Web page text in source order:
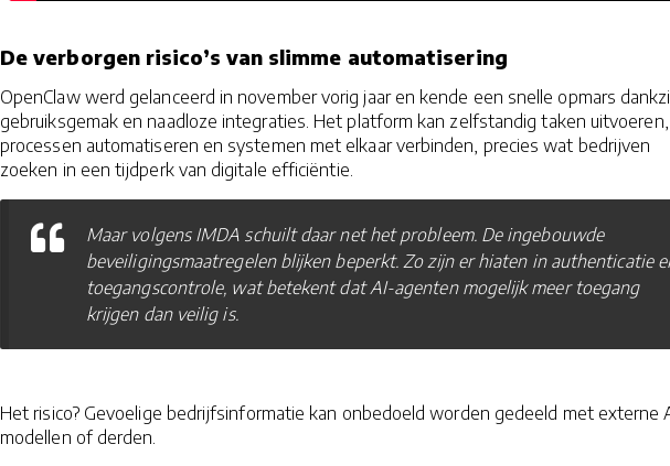
De verborgen risico’s van slimme automatisering
OpenClaw werd gelanceerd in november vorig jaar en kende een snelle opmars
gebruiksgemak en naadloze integraties. Het platform kan zelfstandig taken uitvoeren,
processen automatiseren en systemen met elkaar verbinden, precies wat bedrijven
zoeken in een tijdperk van digitale efficiëntie.
Maar volgens IMDA schuilt daar net het probleem. De ingebouwde
beveiligingsmaatregelen blijken beperkt. Zo zijn er hiaten in authenticatie
toegangscontrole, wat betekent dat AI-agenten mogelijk meer toegang
krijgen dan veilig is.
Het risico? Gevoelige bedrijfsinformatie kan onbedoeld worden gedeeld met externe
modellen of derden.